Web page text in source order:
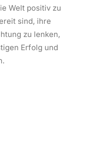
Welt positiv zu
sind, ihre
zu lenken,
Erfolg und